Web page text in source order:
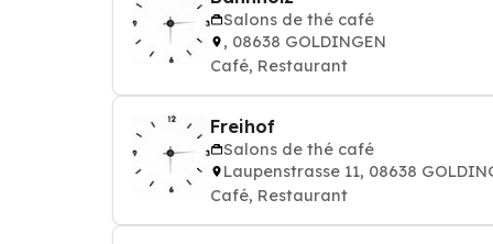
Salons de thé café
, 08638 GOLDINGEN
Café, Restaurant
Freihof
Salons de thé café
Laupenstrasse 11, 08638
Café, Restaurant